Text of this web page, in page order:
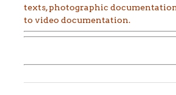
texts, photographic
to video documentation.